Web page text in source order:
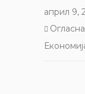
април 9,